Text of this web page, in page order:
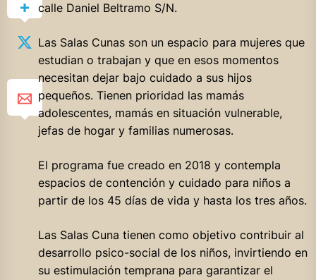
calle Daniel Beltramo S/N.
Las Salas Cunas son un espacio para mujeres que
estudian o trabajan y que en esos momentos
necesitan dejar bajo cuidado a sus hijos
pequeños. Tienen prioridad las mamás
adolescentes, mamás en situación vulnerable,
jefas de hogar y familias numerosas.
El programa fue creado en 2018 y contempla
espacios de contención y cuidado para niños a
partir de los 45 días de vida y hasta los tres años.
Las Salas Cuna tienen como objetivo contribuir al
desarrollo psico-social de los niños, invirtiendo en
su estimulación temprana para garantizar el